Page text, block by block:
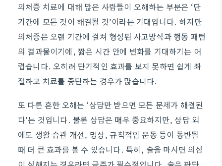
의처증 치료에 대해 많은 사람들이 오해하는 부분은 ‘단
기간에 모든 것이 해결될 것’이라는 기대입니다. 하지만
의처증은 오랜 기간에 걸쳐 형성된 사고방식과 행동 패턴
의 결과물이기에, 짧은 시간 안에 변화를 기대하기는 어
렵습니다. 오히려 단기적인 효과를 보지 못하면 쉽게 좌
절하고 치료를 중단하는 경우가 많습니다.
또 다른 흔한 오해는 ‘상담만 받으면 모든 문제가 해결된
다’는 것입니다. 물론 상담은 매우 중요하지만, 상담 외
에도 생활 습관 개선, 명상, 규칙적인 운동 등이 동반될
때 더 큰 효과를 볼 수 있습니다. 특히, 술을 마시면 의심